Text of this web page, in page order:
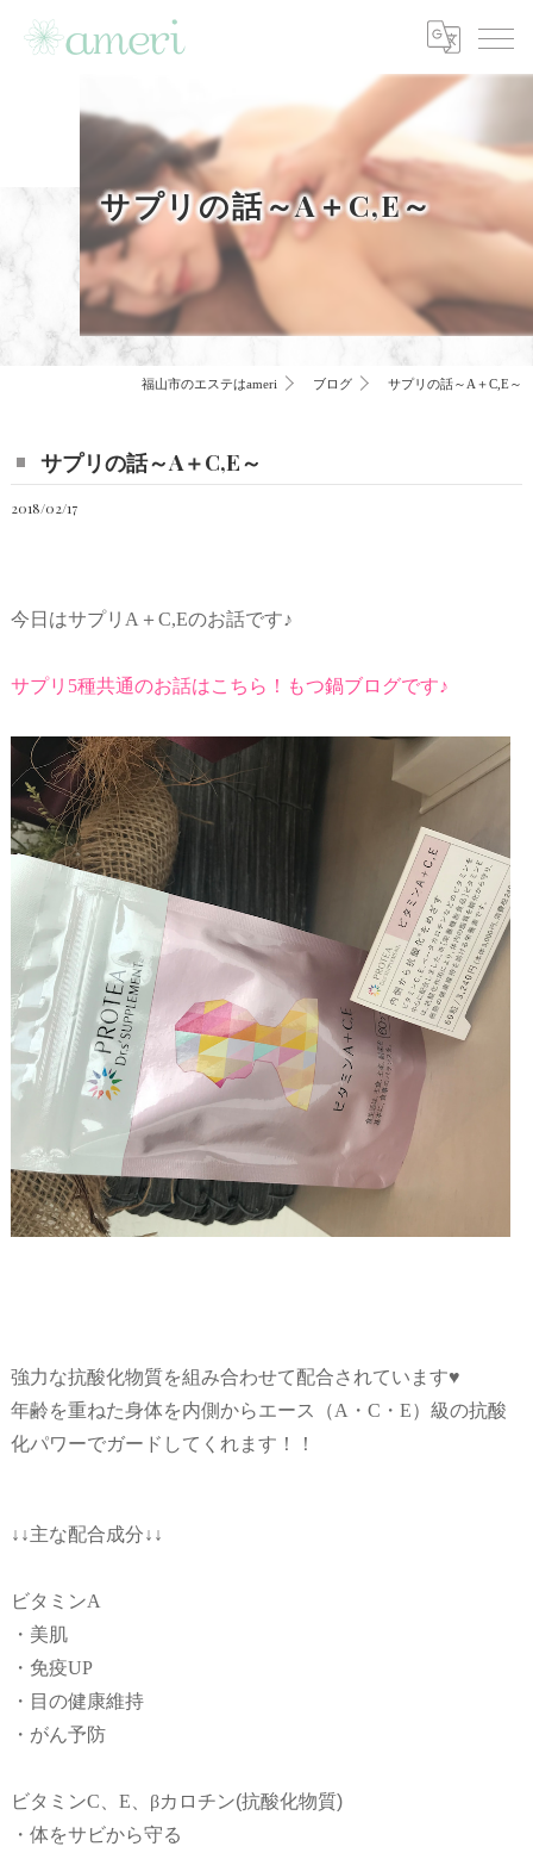
サプリの話～A＋C,E～
福山市のエステはameri ブログ サプリの話～A＋C,E～
サプリの話～A＋C,E～
2018/02/17
今日はサプリA＋C,Eのお話です♪
サプリ5種共通のお話はこちら！もつ鍋ブログです♪
強力な抗酸化物質を組み合わせて配合されています♥
年齢を重ねた身体を内側からエース（A・C・E）級の抗酸
化パワーでガードしてくれます！！
↓↓主な配合成分↓↓
ビタミンA
・美肌
・免疫UP
・目の健康維持
・がん予防
ビタミンC、E、βカロチン(抗酸化物質)
・体をサビから守る